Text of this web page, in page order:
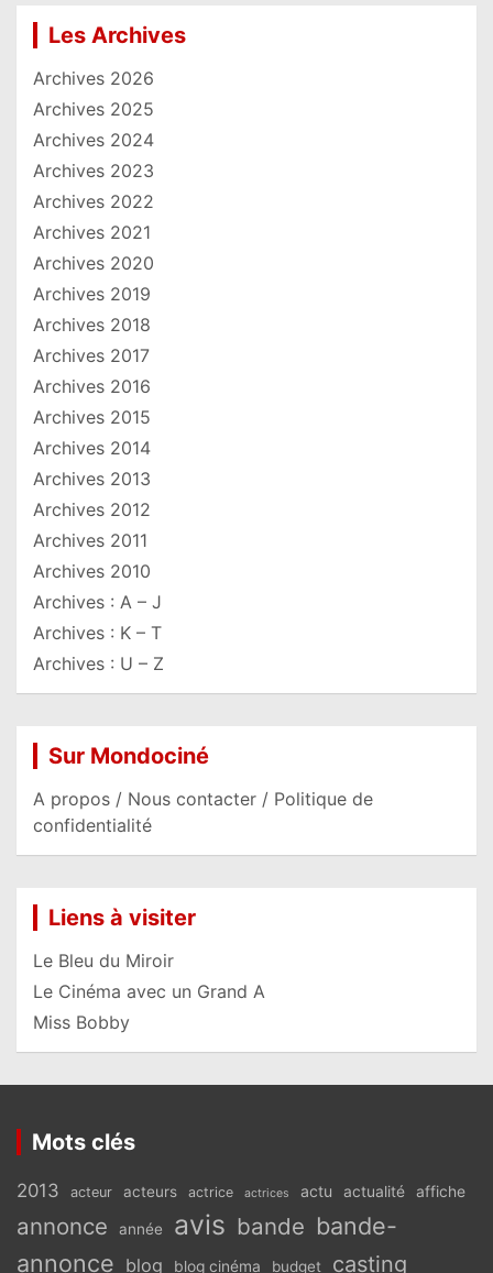
Les Archives
Archives 2026
Archives 2025
Archives 2024
Archives 2023
Archives 2022
Archives 2021
Archives 2020
Archives 2019
Archives 2018
Archives 2017
Archives 2016
Archives 2015
Archives 2014
Archives 2013
Archives 2012
Archives 2011
Archives 2010
Archives : A – J
Archives : K – T
Archives : U – Z
Sur Mondociné
A propos / Nous contacter / Politique de
confidentialité
Liens à visiter
Le Bleu du Miroir
Le Cinéma avec un Grand A
Miss Bobby
Mots clés
2013 acteur acteurs actrice actrices actu actualité affiche
annonce année avis bande bande-
annonce blog blog cinéma budget casting